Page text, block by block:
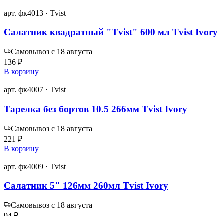
арт. фк4013 · Tvist
Салатник квадратный "Tvist" 600 мл Tvist Ivory
Самовывоз с 18 августа
136 ₽
В корзину
арт. фк4007 · Tvist
Тарелка без бортов 10.5 266мм Tvist Ivory
Самовывоз с 18 августа
221 ₽
В корзину
арт. фк4009 · Tvist
Салатник 5" 126мм 260мл Tvist Ivory
Самовывоз с 18 августа